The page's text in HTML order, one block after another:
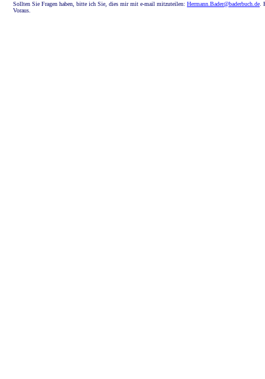
Sollten Sie Fragen haben, bitte ich Sie, dies mir mit e-mail mitzuteilen: Hermann.Bader@baderbuch.de
Voraus.